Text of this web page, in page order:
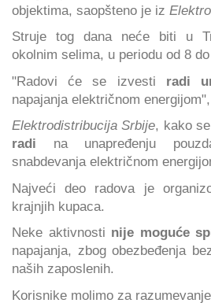
objektima, saopšteno je iz
Struje tog dana neće biti u
okolnim selima, u periodu od 8
"Radovi će se izvesti radi
napajanja električnom
Elektrodistribucija Srbije, kako
radi na unapređenju
snabdevanja električnom
Najveći deo radova je
krajnjih kupaca.
Neke aktivnosti nije moguće
napajanja, zbog obezbeđenja
naših zaposlenih.
Korisnike molimo za